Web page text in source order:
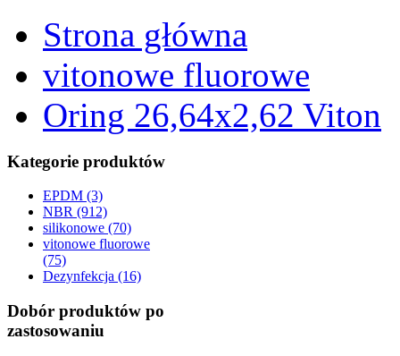
Strona główna
vitonowe fluorowe
Oring 26,64x2,62 Viton
Kategorie produktów
EPDM (3)
NBR (912)
silikonowe (70)
vitonowe fluorowe
(75)
Dezynfekcja (16)
Dobór produktów po
zastosowaniu